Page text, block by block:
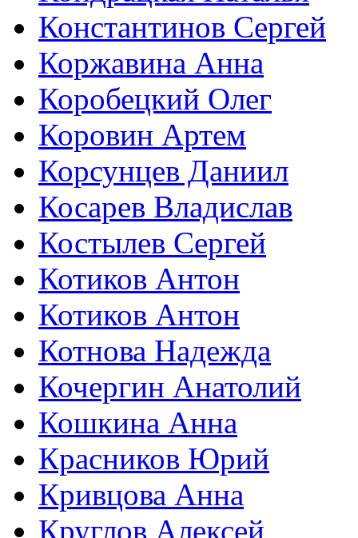
Константинов Сергей
Коржавина Анна
Коробецкий Олег
Коровин Артем
Корсунцев Даниил
Косарев Владислав
Костылев Сергей
Котиков Антон
Котиков Антон
Котнова Надежда
Кочергин Анатолий
Кошкина Анна
Красников Юрий
Кривцова Анна
Круглов Алексей